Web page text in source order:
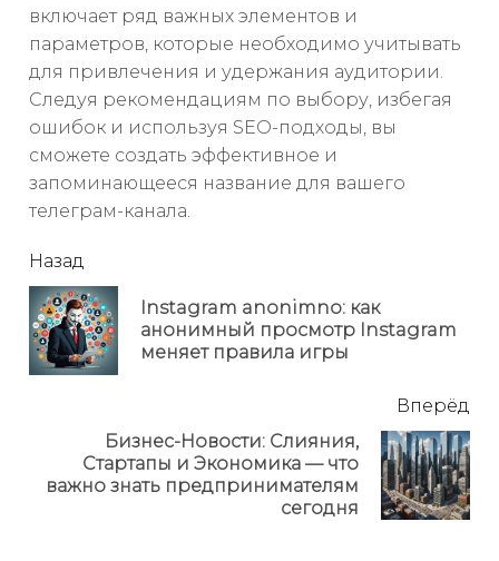
включает ряд важных элементов и
параметров, которые необходимо учитывать
для привлечения и удержания аудитории.
Следуя рекомендациям по выбору, избегая
ошибок и используя SEO-подходы, вы
сможете создать эффективное и
запоминающееся название для вашего
телеграм-канала.
читать
еще
Назад
Instagram anonimno: как
анонимный просмотр Instagram
меняет правила игры
Вперёд
post:
Бизнес-Новости: Слияния,
Стартапы и Экономика — что
важно знать предпринимателям
сегодня